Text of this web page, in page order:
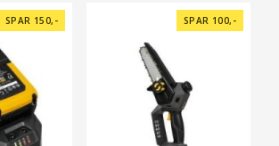
SPAR 150,- SPAR 100,-